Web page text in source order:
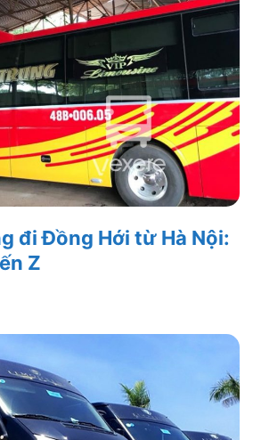
đi Đồng Hới từ Hà Nội:
Z